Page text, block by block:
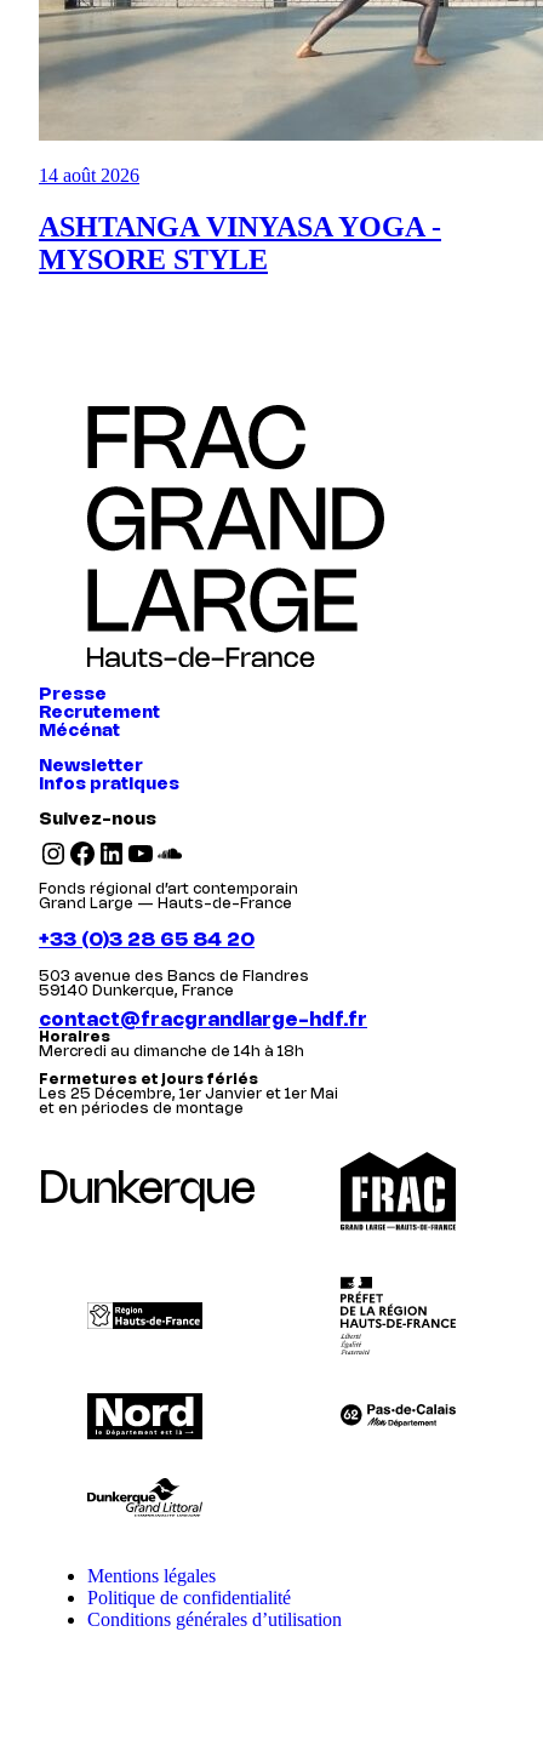
14 août 2026
ASHTANGA VINYASA YOGA -
MYSORE STYLE
Presse
Recrutement
Mécénat
Newsletter
Infos pratiques
Suivez-nous
Instagram Facebook LinkedIn YouTube SoundCloud
Fonds régional d’art contemporain
Grand Large — Hauts-de-France
+33 (0)3 28 65 84 20
503 avenue des Bancs de Flandres
59140 Dunkerque, France
contact@fracgrandlarge-hdf.fr
Horaires
Mercredi au dimanche de 14h à 18h
Fermetures et jours fériés
Les 25 Décembre, 1er Janvier et 1er Mai
et en périodes de montage
Dunkerque
Mentions légales
Politique de confidentialité
Conditions générales d’utilisation